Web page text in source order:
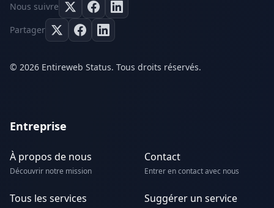
Nous suivre
Partager
© 2026 Entireweb Status. Tous droits réservés.
Entreprise
À propos de nous
Découvrir notre mission
Contact
Entrer en contact avec nous
Tous les services Suggérer un service